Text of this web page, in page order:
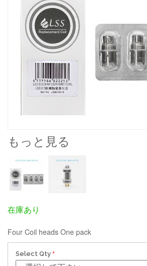
もっと見る
在庫あり
Four Coil heads One pack
Select Qty